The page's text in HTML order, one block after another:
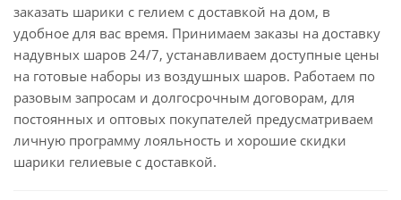
заказать шарики с гелием с доставкой на дом, в
удобное для вас время. Принимаем заказы на доставку
надувных шаров 24/7, устанавливаем доступные цены
на готовые наборы из воздушных шаров. Работаем по
разовым запросам и долгосрочным договорам, для
постоянных и оптовых покупателей предусматриваем
личную программу лояльность и хорошие скидки
шарики гелиевые с доставкой.